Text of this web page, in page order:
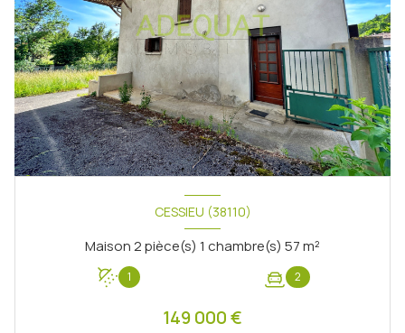
CESSIEU (38110)
Maison 2 pièce(s) 1 chambre(s) 57 m²
1 2
149 000 €